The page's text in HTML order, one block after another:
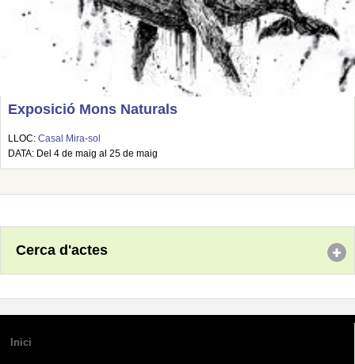
Exposició Mons Naturals
LLOC: Casal Mira-sol
DATA: Del 4 de maig al 25 de maig
Cerca d'actes
Inici